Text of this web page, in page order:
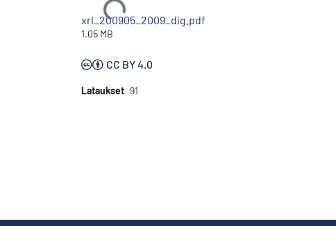
Ladataan...
xrl_200905_2009_dig.pdf
1.05 MB
CC BY 4.0
Lataukset 91